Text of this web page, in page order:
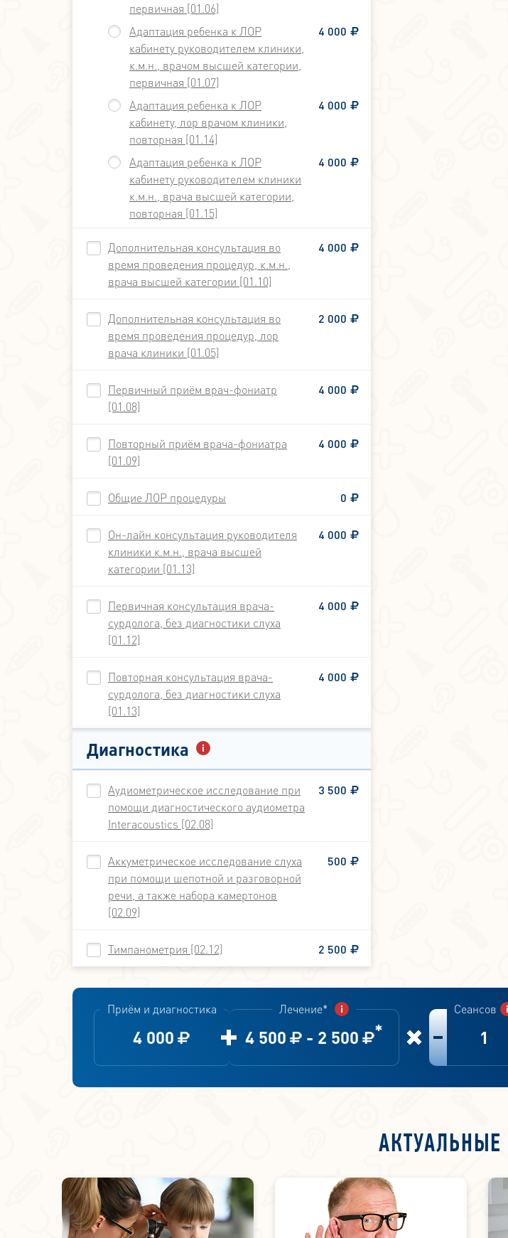
первичная [01.06]
Адаптация ребенка к ЛОР
кабинету руководителем клиники,
к.м.н., врачом высшей категории,
первичная [01.07]
4 000
Адаптация ребенка к ЛОР
кабинету, лор врачом клиники,
повторная [01.14]
4 000
Адаптация ребенка к ЛОР
кабинету руководителем клиники
к.м.н., врача высшей категории,
повторная [01.15]
4 000
Дополнительная консультация во
время проведения процедур, к.м.н.,
врача высшей категории [01.10]
4 000
Дополнительная консультация во
время проведения процедур, лор
врача клиники [01.05]
2 000
Первичный приём врач-фониатр
[01.08]
4 000
Повторный приём врача-фониатра
[01.09]
4 000
Общие ЛОР процедуры 0
Он-лайн консультация руководителя
клиники к.м.н., врача высшей
категории [01.13]
4 000
Первичная консультация врача-
сурдолога, без диагностики слуха
[01.12]
4 000
Повторная консультация врача-
сурдолога, без диагностики слуха
[01.13]
4 000
Диагностика
Аудиометрическое исследование при
помощи диагностического аудиометра
Interacoustics [02.08]
3 500
Аккуметрическое исследование слуха
при помощи шепотной и разговорной
речи, а также набора камертонов
[02.09]
500
Тимпанометрия [02.12] 2 500
4 000
Приём и диагностика
4 500 - 2 500 *
Лечение*
1
Сеансов
АКТУАЛЬНЫЕ